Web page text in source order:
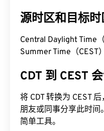
源时区和目标时
Central Daylight Time
Summer Time（CEST
CDT 到 CEST
将 CDT 转换为 CEST
朋友或同事分享此时间
简单工具。